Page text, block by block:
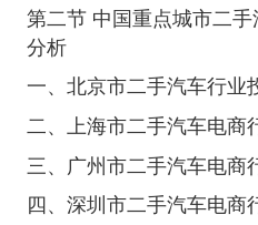
第二节 中国重点城市二
分析
一、北京市二手汽车行业
二、上海市二手汽车电商
三、广州市二手汽车电商
四、深圳市二手汽车电商